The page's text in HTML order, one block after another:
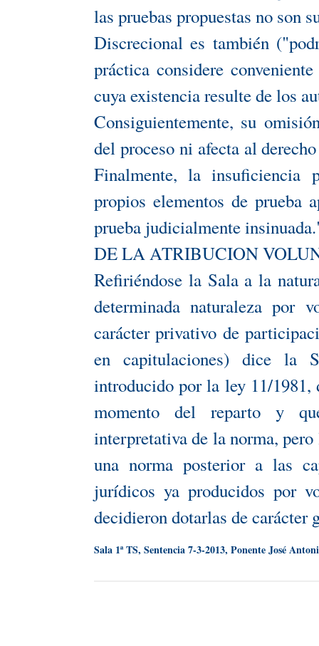
las pruebas propuestas no son
Discrecional es también
práctica considere
cuya existencia resulte de los
Consiguientemente, su
del proceso ni afecta al
Finalmente, la insuficiencia
propios elementos de prueba
prueba judicialmente
DE LA ATRIBUCION
Refiriéndose la Sala a la
determinada naturaleza por
carácter privativo de
en capitulaciones) dice la
introducido por la ley 11/1981,
momento del reparto y
interpretativa de la norma,
una norma posterior a las
jurídicos ya producidos por
decidieron dotarlas de carácter
Sala 1ª TS, Sentencia 7-3-2013, Ponente José